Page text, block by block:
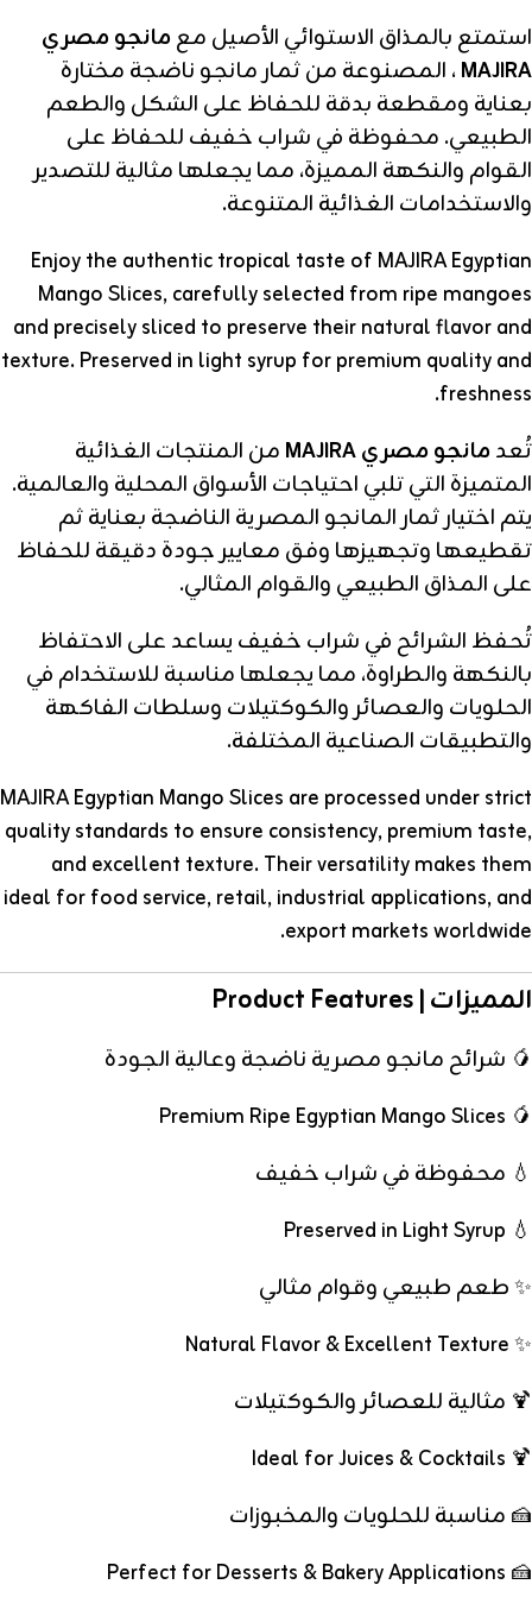
استمتع بالمذاق الاستوائي الأصيل مع مانجو مصري
MAJIRA، المصنوعة من ثمار مانجو ناضجة مختارة
بعناية ومقطعة بدقة للحفاظ على الشكل والطعم
الطبيعي. محفوظة في شراب خفيف للحفاظ على
القوام والنكهة المميزة، مما يجعلها مثالية للتصدير
والاستخدامات الغذائية المتنوعة.
Enjoy the authentic tropical taste of MAJIRA Egyptian
Mango Slices, carefully selected from ripe mangoes
and precisely sliced to preserve their natural flavor and
texture. Preserved in light syrup for premium quality and
freshness.
تُعد مانجو مصري MAJIRA
من المنتجات الغذائية
المتميزة التي تلبي احتياجات الأسواق المحلية والعالمية.
يتم اختيار ثمار المانجو المصرية الناضجة بعناية ثم
تقطيعها وتجهيزها وفق معايير جودة دقيقة للحفاظ
على المذاق الطبيعي والقوام المثالي.
تُحفظ الشرائح في شراب خفيف يساعد على الاحتفاظ
بالنكهة والطراوة، مما يجعلها مناسبة للاستخدام في
الحلويات والعصائر والكوكتيلات وسلطات الفاكهة
والتطبيقات الصناعية المختلفة.
MAJIRA Egyptian Mango Slices are processed under strict
quality standards to ensure consistency, premium taste,
and excellent texture. Their versatility makes them
ideal for food service, retail, industrial applications, and
export markets worldwide.
المميزات | Product Features
🥭 شرائح مانجو مصرية ناضجة وعالية الجودة
🥭 Premium Ripe Egyptian Mango Slices
💧 محفوظة في شراب خفيف
💧 Preserved in Light Syrup
✨ طعم طبيعي وقوام مثالي
✨ Natural Flavor & Excellent Texture
🍹 مثالية للعصائر والكوكتيلات
🍹 Ideal for Juices & Cocktails
🍰 مناسبة للحلويات والمخبوزات
🍰 Perfect for Desserts & Bakery Applications